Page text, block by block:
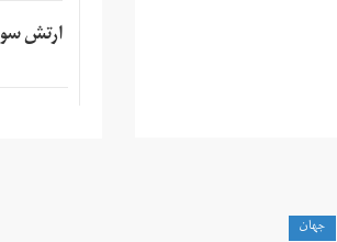
ارتش
جهان